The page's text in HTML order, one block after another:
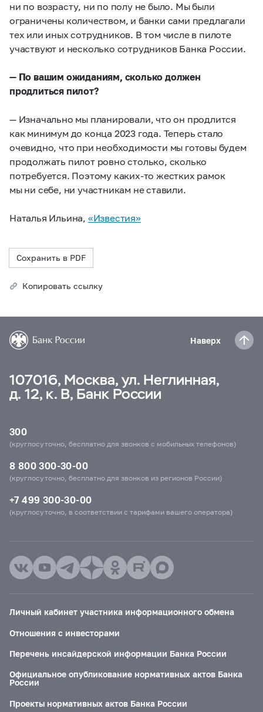
ни по возрасту, ни по полу не было. Мы были
ограничены количеством, и банки сами предлагали
тех или иных сотрудников. В том числе в пилоте
участвуют и несколько сотрудников Банка России.
— По вашим ожиданиям, сколько должен
продлиться пилот?
— Изначально мы планировали, что он продлится
как минимум до конца 2023 года. Теперь стало
очевидно, что при необходимости мы готовы будем
продолжать пилот ровно столько, сколько
потребуется. Поэтому каких-то жестких рамок
мы ни себе, ни участникам не ставили.
Наталья Ильина, «Известия»
Сохранить в PDF
Копировать ссылку
Наверх
107016, Москва, ул. Неглинная,
д. 12, к. В, Банк России
300
(круглосуточно, бесплатно для звонков с мобильных телефонов)
8 800 300-30-00
(круглосуточно, бесплатно для звонков из регионов России)
+7 499 300-30-00
(круглосуточно, в соответствии с тарифами вашего оператора)
Личный кабинет участника информационного обмена
Отношения с инвесторами
Перечень инсайдерской информации Банка России
Официальное опубликование нормативных актов Банка
России
Проекты нормативных актов Банка России